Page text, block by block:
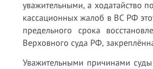
уважительными, а ходатайство
кассационных жалоб в ВС РФ
предельного срока
Верховного суда РФ,
Уважительными причинами